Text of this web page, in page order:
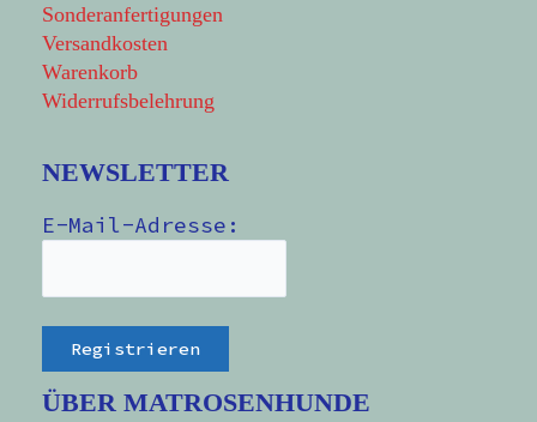
Sonderanfertigungen
Versandkosten
Warenkorb
Widerrufsbelehrung
NEWSLETTER
E-Mail-Adresse:
ÜBER MATROSENHUNDE